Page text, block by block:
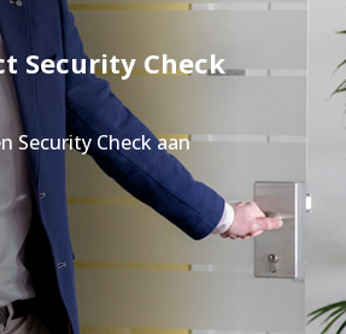
Security Check
Security Check aan